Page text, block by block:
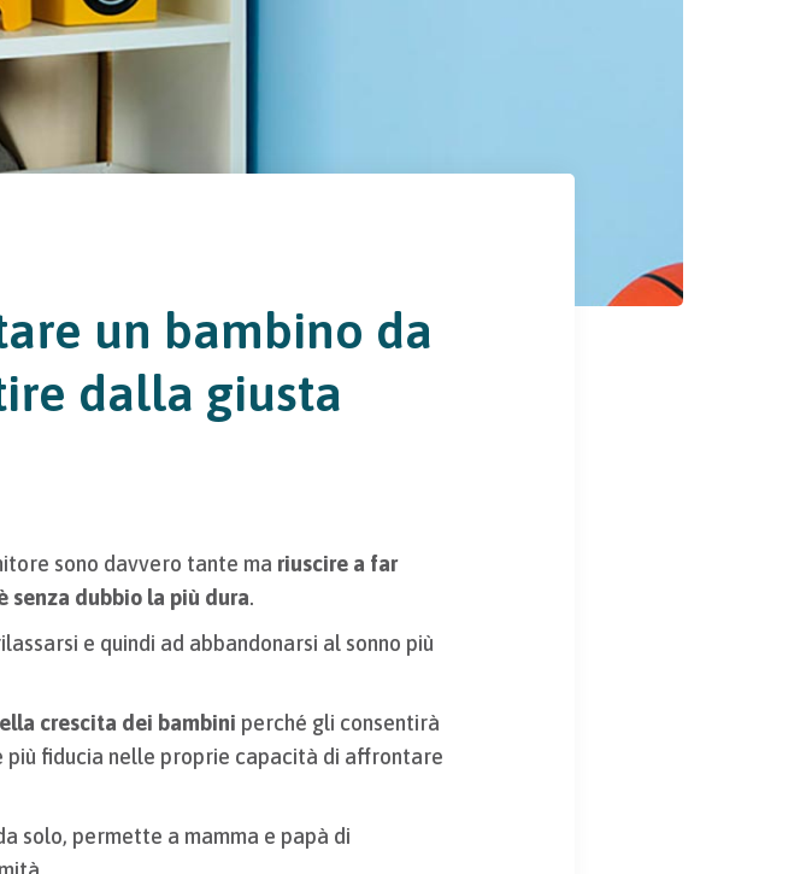
un bambino da
dalla giusta
sono davvero tante ma riuscire a far
senza dubbio la più dura.
e quindi ad abbandonarsi al sonno più
crescita dei bambini perché gli consentirà
più fiducia nelle proprie capacità di affrontare
solo, permette a mamma e papà di